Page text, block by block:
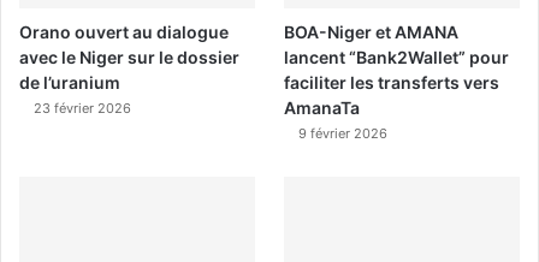
Orano ouvert au dialogue
avec le Niger sur le dossier
de l’uranium
23 février 2026
BOA-Niger et AMANA
lancent “Bank2Wallet” pour
faciliter les transferts vers
AmanaTa
9 février 2026